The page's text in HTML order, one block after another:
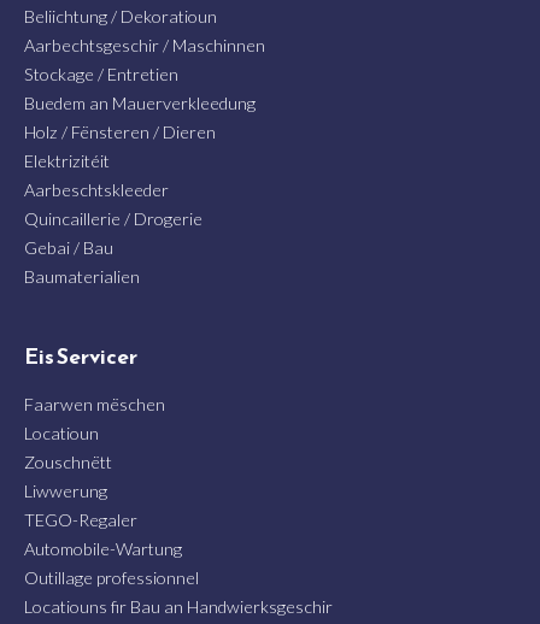
Beliichtung / Dekoratioun
Aarbechtsgeschir / Maschinnen
Stockage / Entretien
Buedem an Mauerverkleedung
Holz / Fënsteren / Dieren
Elektrizitéit
Aarbeschtskleeder
Quincaillerie / Drogerie
Gebai / Bau
Baumaterialien
Eis Servicer
Faarwen mëschen
Locatioun
Zouschnëtt
Liwwerung
TEGO-Regaler
Automobile-Wartung
Outillage professionnel
Locatiouns fir Bau an Handwierksgeschir